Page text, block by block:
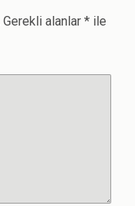
Gerekli alanlar * ile